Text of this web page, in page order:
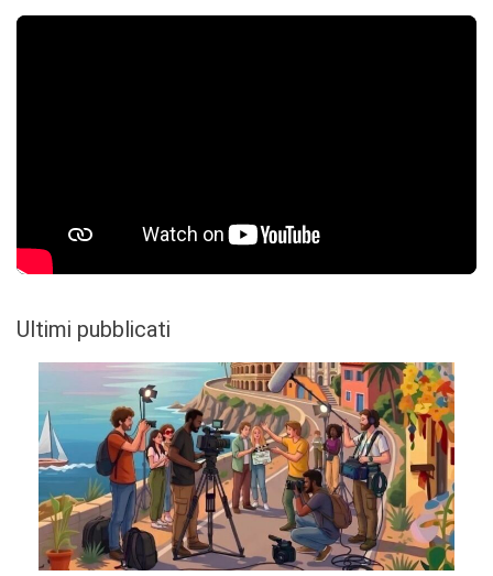
Ultimi pubblicati